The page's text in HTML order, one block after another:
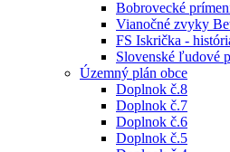
Bobrovecké
Vianočné zvyky
FS Iskrička -
Slovenské ľudové
Územný plán obce
Doplnok č.8
Doplnok č.7
Doplnok č.6
Doplnok č.5